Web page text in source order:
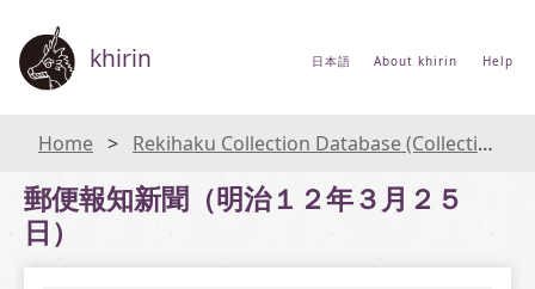
khirin 日本語 About khirin Help
Home Rekihaku Collection Database (Collections Database of the National Museum of Japanese History)
郵便報知新聞（明治１２年３月２５
日）